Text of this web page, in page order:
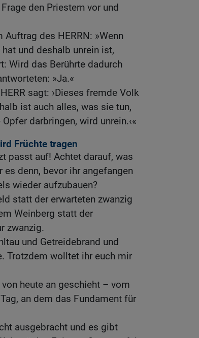
den Priestern vor und
des HERRN: »Wenn
und deshalb unrein ist,
Wird das Berührte dadurch
»Ja.«
sagt: ›Dieses fremde Volk
ist auch alles, was sie tun,
darbringen, wird unrein.‹«
Früchte tragen
passt auf! Achtet darauf, was
es denn, bevor ihr angefangen
wieder aufzubauen?
statt der erwarteten zwanzig
Weinberg statt der
zwanzig.
und Getreidebrand und
Trotzdem wolltet ihr euch mir
heute an geschieht – vom
an dem das Fundament für
ausgebracht und es gibt